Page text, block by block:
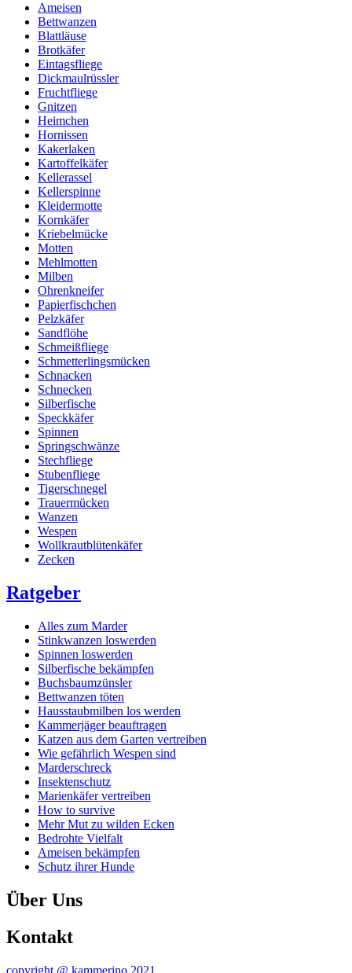
Ameisen
Bettwanzen
Blattläuse
Brotkäfer
Eintagsfliege
Dickmaulrüssler
Fruchtfliege
Gnitzen
Heimchen
Hornissen
Kakerlaken
Kartoffelkäfer
Kellerassel
Kellerspinne
Kleidermotte
Kornkäfer
Kriebelmücke
Motten
Mehlmotten
Milben
Ohrenkneifer
Papierfischchen
Pelzkäfer
Sandflöhe
Schmeißfliege
Schmetterlingsmücken
Schnacken
Schnecken
Silberfische
Speckkäfer
Spinnen
Springschwänze
Stechfliege
Stubenfliege
Tigerschnegel
Trauermücken
Wanzen
Wespen
Wollkrautblütenkäfer
Zecken
Ratgeber
Alles zum Marder
Stinkwanzen loswerden
Spinnen loswerden
Silberfische bekämpfen
Buchsbaumzünsler
Bettwanzen töten
Hausstaubmilben los werden
Kammerjäger beauftragen
Katzen aus dem Garten vertreiben
Wie gefährlich Wespen sind
Marderschreck
Insektenschutz
Marienkäfer vertreiben
How to survive
Mehr Mut zu wilden Ecken
Bedrohte Vielfalt
Ameisen bekämpfen
Schutz ihrer Hunde
Über Uns
Kontakt
copyright @ kammerino 2021